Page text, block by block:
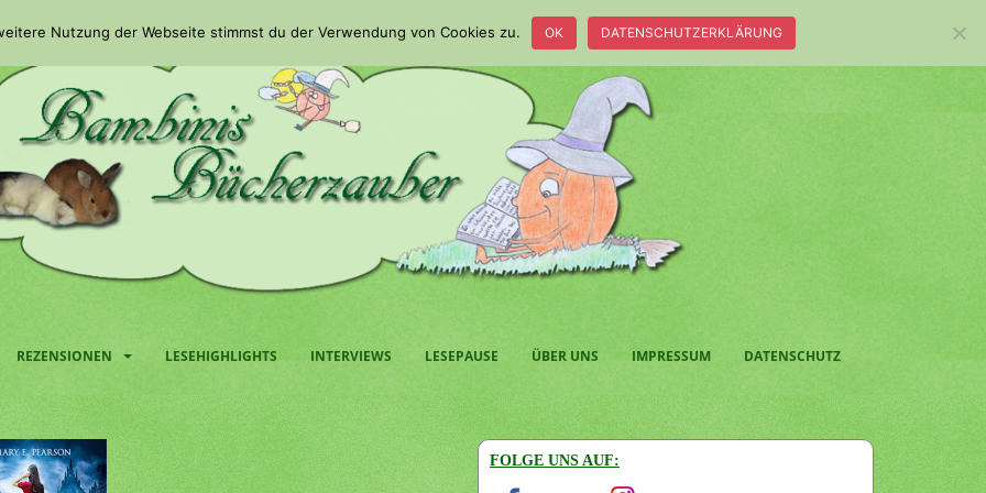
REZENSIONEN LESEHIGHLIGHTS INTERVIEWS LESEPAUSE ÜBER UNS IMPRESSUM DATENSCHUTZ
FOLGE UNS AUF:
Nutzung der Webseite stimmst du der Verwendung von Cookies zu. OK DATENSCHUTZERKLÄRUNG